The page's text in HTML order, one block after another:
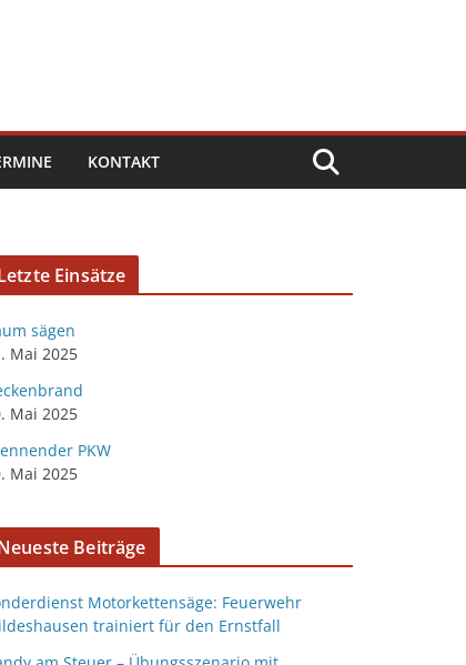
KONTAKT
Einsätze
sägen
Mai 2025
Mai 2025
PKW
Mai 2025
Beiträge
Motorkettensäge: Feuerwehr
trainiert für den Ernstfall